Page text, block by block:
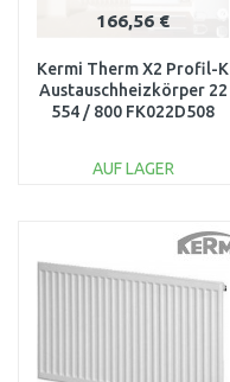
166,56 €
Kermi Therm X2 Profil-K
Austauschheizkörper 22
554 / 800 FK022D508
AUF LAGER
Vergleichen